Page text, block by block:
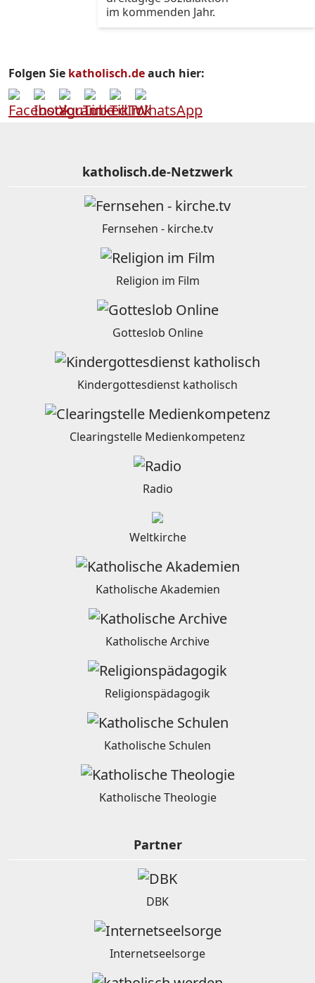
im kommenden Jahr.
Folgen Sie katholisch.deauch hier:
katholisch.de-Netzwerk
Fernsehen - kirche.tv
Religion im Film
Gotteslob Online
Kindergottesdienst katholisch
Clearingstelle Medienkompetenz
Radio
Weltkirche
Katholische Akademien
Katholische Archive
Religionspädagogik
Katholische Schulen
Katholische Theologie
Partner
DBK
Internetseelsorge